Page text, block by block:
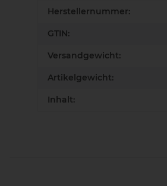
Herstellernummer:
GTIN:
Versandgewicht:
Artikelgewicht:
Inhalt: